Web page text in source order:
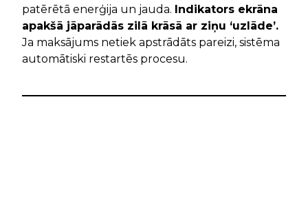
patērētā enerģija un jauda. Indikators ekrāna
apakšā jāparādās zilā krāsā ar ziņu ‘uzlāde’.
Ja maksājums netiek apstrādāts pareizi, sistēma
automātiski restartēs procesu.